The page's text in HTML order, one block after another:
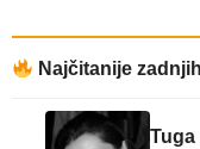
Najčitanije
Tuga